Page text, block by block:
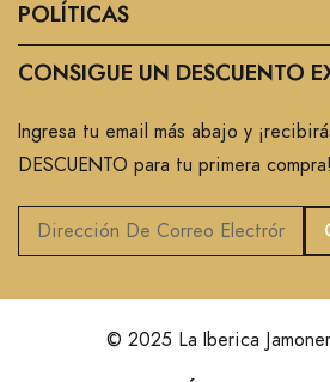
POLÍTICAS
CONSIGUE UN DESCUENTO
Ingresa tu email más abajo y
DESCUENTO para tu primera compra!
© 2025 La Iberica